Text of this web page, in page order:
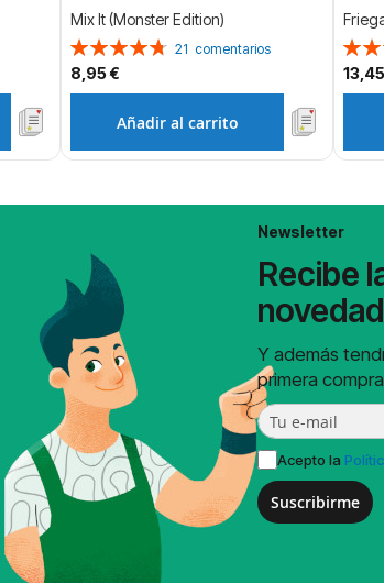
Mix It (Monster Edition)
Valoración:
96%
21 comentarios
8,95 €
Añadir al carrito
94%
Newsletter
Recibe
Y además
primera
Acepto la
Suscribirme